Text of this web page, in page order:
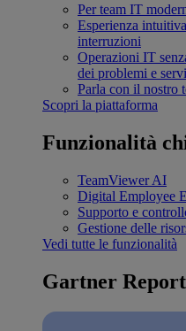
Per team IT
Esperienza intuitiva
interruzioni
Operazioni IT
dei problemi e
Parla con il nostro
Scopri la piattaforma
Funzionalità
TeamViewer AI
Digital Employee
Supporto e
Gestione delle
Vedi tutte le funzionalità
Gartner